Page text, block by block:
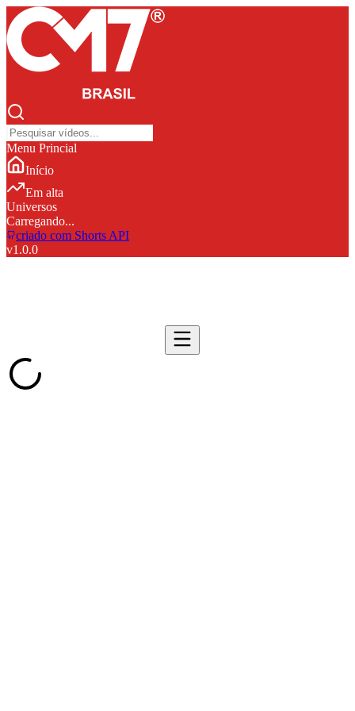
Menu Princial
Início
Em alta
Universos
Carregando...
criado com Shorts API
v1.0.0